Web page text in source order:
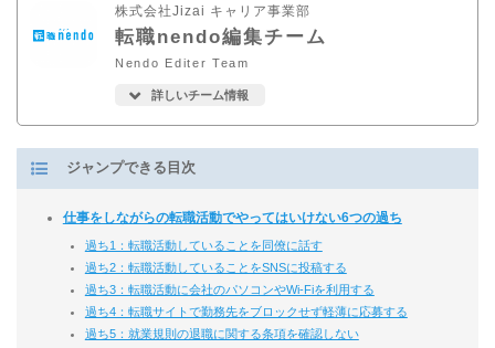
株式会社Jizai キャリア事業部
転職nendo編集チーム
Nendo Editer Team
詳しいチーム情報
ジャンプできる目次
仕事をしながらの転職活動でやってはいけない6つの過ち
過ち1：転職活動していることを同僚に話す
過ち2：転職活動していることをSNSに投稿する
過ち3：転職活動に会社のパソコンやWi-Fiを利用する
過ち4：転職サイトで勤務先をブロックせず軽薄に応募する
過ち5：就業規則の退職に関する条項を確認しない